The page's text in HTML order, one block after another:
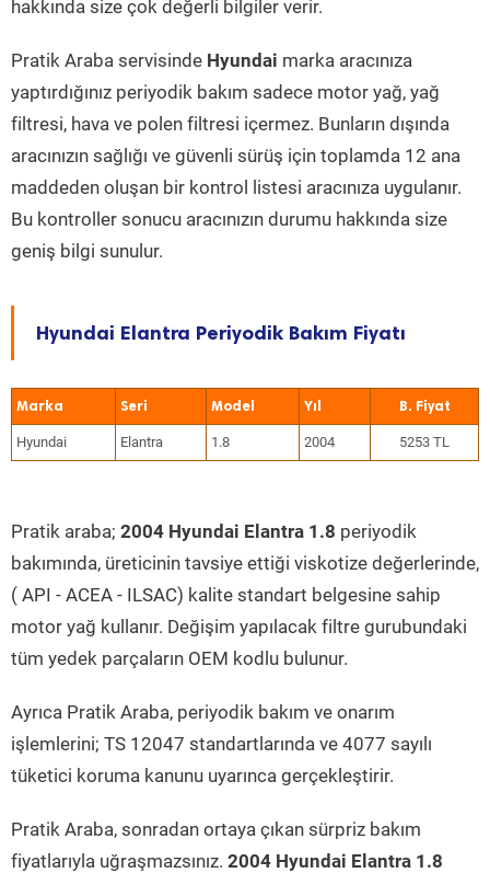
hakkında size çok değerli bilgiler verir.
Pratik Araba servisinde Hyundai marka aracınıza
yaptırdığınız periyodik bakım sadece motor yağ, yağ
filtresi, hava ve polen filtresi içermez. Bunların dışında
aracınızın sağlığı ve güvenli sürüş için toplamda 12 ana
maddeden oluşan bir kontrol listesi aracınıza uygulanır.
Bu kontroller sonucu aracınızın durumu hakkında size
geniş bilgi sunulur.
Hyundai Elantra Periyodik Bakım Fiyatı
Marka Seri Model Yıl
Hyundai Elantra 1.8 2004 5253 TL
Pratik araba; 2004 Hyundai Elantra 1.8 periyodik
bakımında, üreticinin tavsiye ettiği viskotize değerlerinde,
( API - ACEA - ILSAC) kalite standart belgesine sahip
motor yağ kullanır. Değişim yapılacak filtre gurubundaki
tüm yedek parçaların OEM kodlu bulunur.
Ayrıca Pratik Araba, periyodik bakım ve onarım
işlemlerini; TS 12047 standartlarında ve 4077 sayılı
tüketici koruma kanunu uyarınca gerçekleştirir.
Pratik Araba, sonradan ortaya çıkan sürpriz bakım
fiyatlarıyla uğraşmazsınız. 2004 Hyundai Elantra 1.8